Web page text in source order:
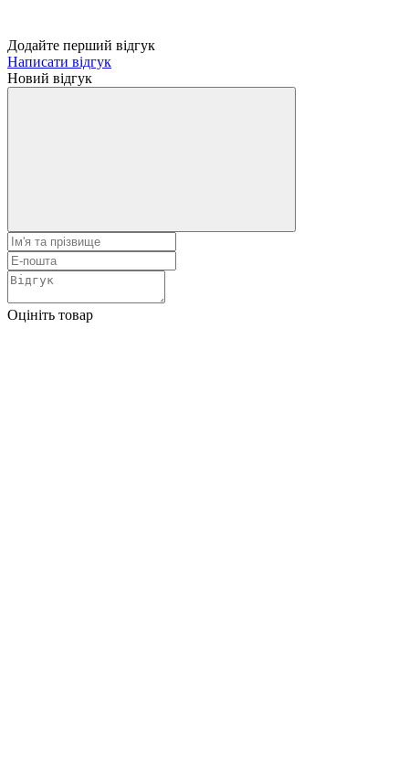
Додайте перший відгук
Написати відгук
Новий відгук
Оцініть товар